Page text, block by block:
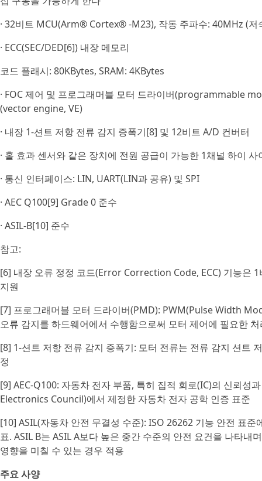
· 32비트 MCU(Arm® Cortex® -M23), 작동 주파수: 40MHz (저
· ECC(SEC/DED[6]) 내장 메모리
코드 플래시: 80KBytes, SRAM: 4KBytes
· FOC 제어 및 프로그래머블 모터 드라이버(programmable
(vector engine, VE)
· 내장 1-션트 저항 전류 감지 증폭기[8] 및 12비트 A/D 컨버터
· 홀 효과 센서와 같은 장치에 전원 공급이 가능한 1채널 하이
· 통신 인터페이스: LIN, UART(LIN과 공유) 및 SPI
· AEC Q100[9] Grade 0 준수
· ASIL‑B[10] 준수
참고:
[6] 내장 오류 정정 코드(Error Correction Code, ECC) 기능은
지원
[7] 프로그래머블 모터 드라이버(PMD): PWM(Pulse Width
오류 감지를 하드웨어에서 수행함으로써 모터 제어에 필요한
[8] 1-션트 저항 전류 감지 증폭기: 모터 전류는 전류 감지 션트
정
[9] AEC-Q100: 자동차 전자 부품, 특히 집적 회로(IC)의 신뢰
Electronics Council)에서 제정한 자동차 전자 공학 인증 표준
[10] ASIL(자동차 안전 무결성 수준): ISO 26262 기능 안전 표
표. ASIL B는 ASIL A보다 높은 중간 수준의 안전 요건을 나타내
영향을 미칠 수 있는 경우 적용
주요 사양